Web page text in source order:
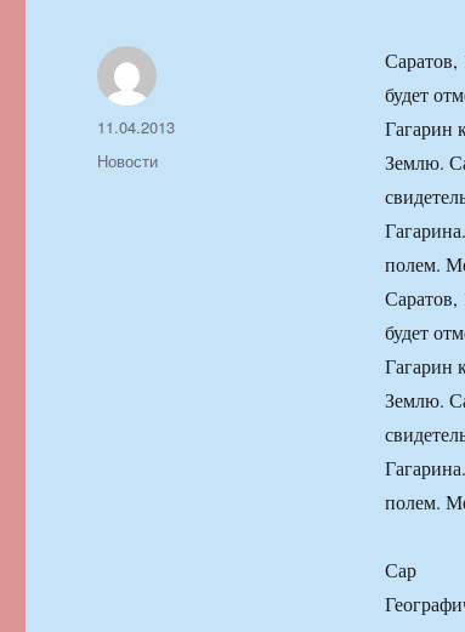
будет
Гагарин
Землю.
полем.
будет
Гагарин
Землю.
полем.
Сар
Автор
Опубликовано
11.04.2013
Рубрики
Новости